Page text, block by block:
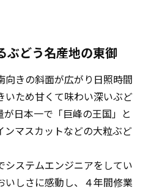
ぶどう名産地の東御
向きの斜面が広がり日照時間
いため甘くて味わい深いぶど
が日本一で「巨峰の王国」と
ンマスカットなどの大粒ぶど
システムエンジニアをしてい
いしさに感動し、４年間修業